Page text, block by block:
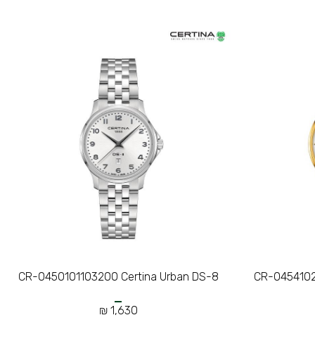
CR-
CR-0450101103200 Certina Urban DS-8
1,630 ₪